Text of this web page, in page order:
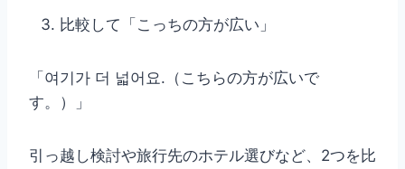
比較して「こっちの方が広い」
「여기가 더 넓어요.（こちらの方が広いで
す。）」
引っ越し検討や旅行先のホテル選びなど、2つを比